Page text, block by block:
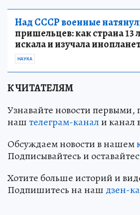
Над СССР военные
пришельцев: как страна 13
искала и изучала
НАУКА
К ЧИТАТЕЛЯМ
Узнавайте новости
наштелеграм-канали канал
Обсуждаем новости в нашем
Подписывайтесь и
Хотите больше историй и
Подпишитесь на наш дзен-